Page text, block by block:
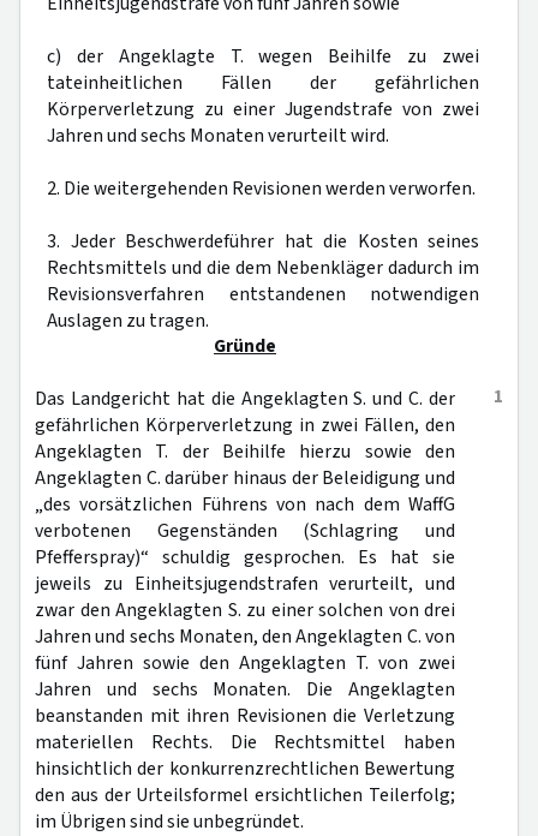
c) der Angeklagte T. wegen Beihilfe zu zwei
tateinheitlichen Fällen der gefährlichen
Körperverletzung zu einer Jugendstrafe von zwei
Jahren und sechs Monaten verurteilt wird.
2. Die weitergehenden Revisionen werden verworfen.
3. Jeder Beschwerdeführer hat die Kosten seines
Rechtsmittels und die dem Nebenkläger dadurch im
Revisionsverfahren entstandenen notwendigen
Auslagen zu tragen.
Gründe
1
Das Landgericht hat die Angeklagten S. und C. der
gefährlichen Körperverletzung in zwei Fällen, den
Angeklagten T. der Beihilfe hierzu sowie den
Angeklagten C. darüber hinaus der Beleidigung und
„des vorsätzlichen Führens von nach dem WaffG
verbotenen Gegenständen (Schlagring und
Pfefferspray)“ schuldig gesprochen. Es hat sie
jeweils zu Einheitsjugendstrafen verurteilt, und
zwar den Angeklagten S. zu einer solchen von drei
Jahren und sechs Monaten, den Angeklagten C. von
fünf Jahren sowie den Angeklagten T. von zwei
Jahren und sechs Monaten. Die Angeklagten
beanstanden mit ihren Revisionen die Verletzung
materiellen Rechts. Die Rechtsmittel haben
hinsichtlich der konkurrenzrechtlichen Bewertung
den aus der Urteilsformel ersichtlichen Teilerfolg;
im Übrigen sind sie unbegründet.